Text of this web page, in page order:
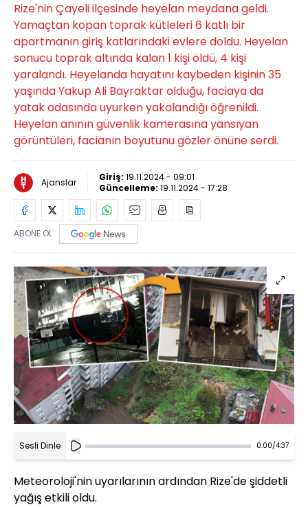
Rize'nin Çayeli ilçesinde heyelan meydana geldi.
Yamaçtan kopan toprak kütleleri 6 katlı bir
apartmanın giriş katlarındaki evlere doldu. Heyelan
sonucu toprak altında kalan 1 kişi öldü, 4 kişi
yaralandı. Heyelanda hayatını kaybeden kişinin 35
yaşında Yakup Ali Bayraktar olduğu, faciaya da
yatak odasında uyurken yakalandığı öğrenildi.
Heyelan anının güvenlik kamerasına yansıyan
görüntüleri, facianın boyutunu gözler önüne serdi.
Ajanslar Giriş: 19.11.2024 - 09:01
Güncelleme: 19.11.2024 - 17:28
ABONE OL
Sesli Dinle 0:00/4:37
Meteoroloji'nin uyarılarının ardından Rize'de şiddetli
yağış etkili oldu.